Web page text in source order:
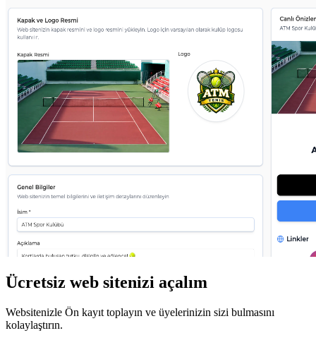
Ücretsiz web sitenizi açalım
Websitenizle Ön kayıt toplayın ve üyelerinizin sizi bulmasını
kolaylaştırın.